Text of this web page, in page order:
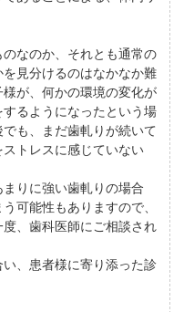
なのか、それとも通常の
見分けるのはなかなか難
が、何かの環境の変化が
るようになったという場
も、まだ歯軋りが続いて
トレスに感じていない
りに強い歯軋りの場合
可能性もありますので、
、歯科医師にご相談され
、患者様に寄り添った診